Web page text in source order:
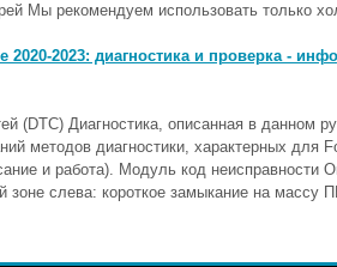
Мы рекомендуем использовать только
2023: диагностика и проверка -
(DTC) Диагностика, описанная в данном
методов диагностики, характерных
и работа). Модуль код неисправности
зоне слева: короткое замыкание на массу